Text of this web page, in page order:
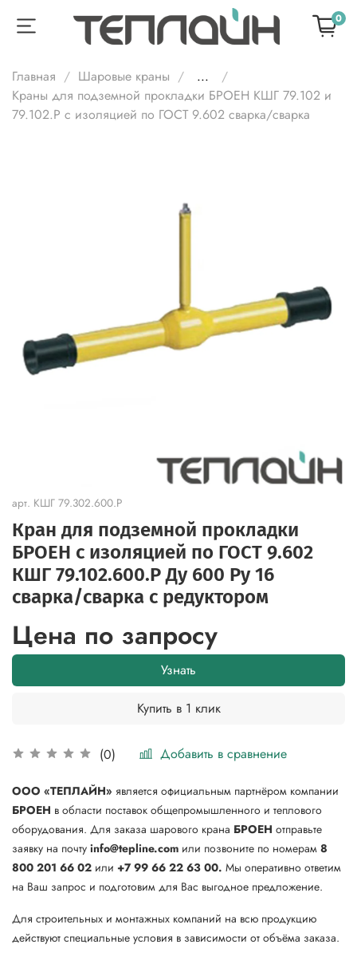
0
Главная Шаровые краны
...
Краны для подземной прокладки БРОЕН КШГ 79.102 и
79.102.Р с изоляцией по ГОСТ 9.602 сварка/сварка
арт. КШГ 79.302.600.Р
Кран для подземной прокладки
БРОЕН с изоляцией по ГОСТ 9.602
КШГ 79.102.600.Р Ду 600 Ру 16
сварка/сварка с редуктором
(0) Добавить в сравнение
Цена по запросу
Узнать
Купить в 1 клик
ООО «ТЕПЛАЙН» является официальным партнёром компании
БРОЕН в области поставок общепромышленного и теплового
оборудования. Для заказа шарового крана БРОЕН отправьте
заявку на почту info@tepline.com или позвоните по номерам 8
800 201 66 02 или +7 99 66 22 63 00. Мы оперативно ответим
на Ваш запрос и подготовим для Вас выгодное предложение.
Для строительных и монтажных компаний на всю продукцию
действуют специальные условия в зависимости от объёма заказа.